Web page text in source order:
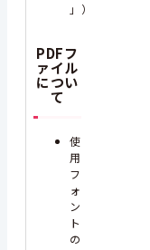
」）
PDFフ
ァイル
につい
て
使
用
フ
ォ
ン
ト
の